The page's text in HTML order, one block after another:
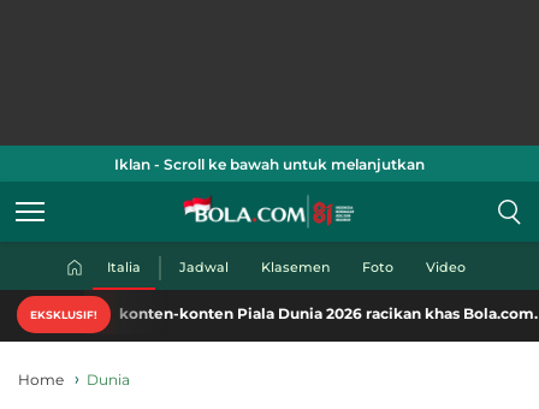
Iklan - Scroll ke bawah untuk melanjutkan
Italia Jadwal Klasemen Foto Video
EKSKLUSIF!
konten-konten Piala Dunia 2026 racikan khas Bola.com. Klik di sini!
Home Dunia